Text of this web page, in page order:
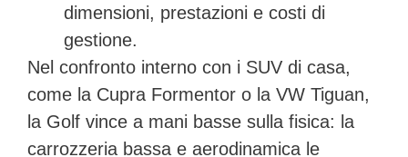
dimensioni, prestazioni e costi di
gestione.
Nel confronto interno con i SUV di casa,
come la Cupra Formentor o la VW Tiguan,
la Golf vince a mani basse sulla fisica: la
carrozzeria bassa e aerodinamica le